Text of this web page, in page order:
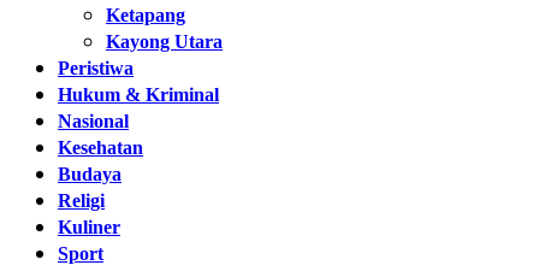
Ketapang
Kayong Utara
Peristiwa
Hukum & Kriminal
Nasional
Kesehatan
Budaya
Religi
Kuliner
Sport